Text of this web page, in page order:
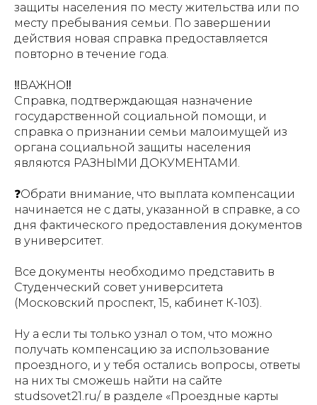
защиты населения по месту жительства или по
месту пребывания семьи. По завершении
действия новая справка предоставляется
повторно в течение года.
‼️ВАЖНО‼️
Справка, подтверждающая назначение
государственной социальной помощи, и
справка о признании семьи малоимущей из
органа социальной защиты населения
являются РАЗНЫМИ ДОКУМЕНТАМИ.
❓Обрати внимание, что выплата компенсации
начинается не с даты, указанной в справке, а со
дня фактического предоставления документов
в университет.
Все документы необходимо представить в
Студенческий совет университета
(Московский проспект, 15, кабинет К-103).
Ну а если ты только узнал о том, что можно
получать компенсацию за использование
проездного, и у тебя остались вопросы, ответы
на них ты сможешь найти на сайте
studsovet21.ru/ в разделе «Проездные карты